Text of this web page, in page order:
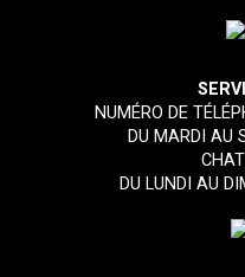
NUMÉRO DE
DU MARDI AU
DU LUNDI AU